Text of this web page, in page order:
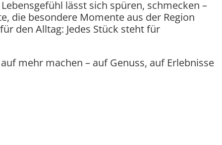
lässt sich spüren, schmecken –
die besondere Momente aus der Region
den Alltag: Jedes Stück steht für
mehr machen – auf Genuss, auf Erlebnisse